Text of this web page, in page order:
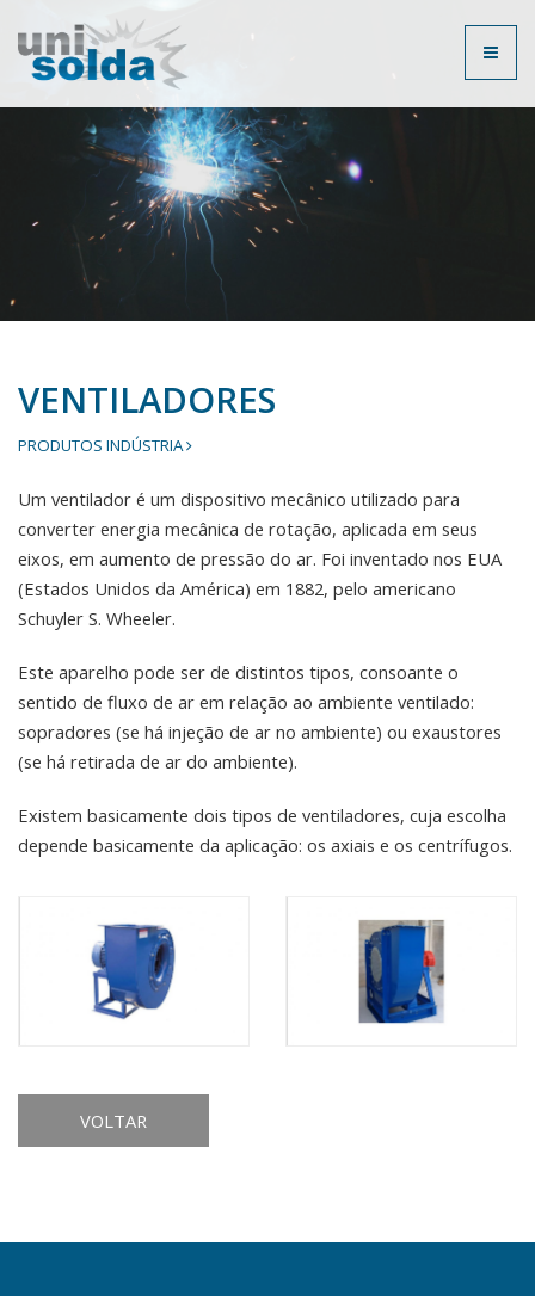
Toggle
VENTILADORES
PRODUTOS INDÚSTRIA
Um ventilador é um dispositivo mecânico utilizado para
converter energia mecânica de rotação, aplicada em seus
eixos, em aumento de pressão do ar. Foi inventado nos EUA
(Estados Unidos da América) em 1882, pelo americano
Schuyler S. Wheeler.
Este aparelho pode ser de distintos tipos, consoante o
sentido de fluxo de ar em relação ao ambiente ventilado:
sopradores (se há injeção de ar no ambiente) ou exaustores
(se há retirada de ar do ambiente).
Existem basicamente dois tipos de ventiladores, cuja escolha
depende basicamente da aplicação: os axiais e os centrífugos.
VOLTAR